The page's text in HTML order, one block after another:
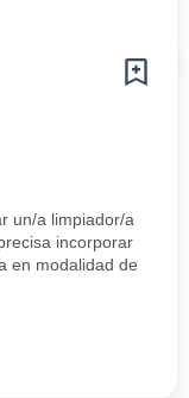
un/a limpiador/a
incorporar
en modalidad de